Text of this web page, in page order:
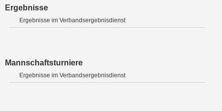
Ergebnisse
Ergebnisse im Verbandsergebnisdienst
Mannschaftsturniere
Ergebnisse im Verbandsergebnisdienst